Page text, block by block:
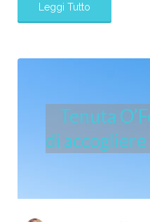
Leggi Tutto
Tenuta
di accogliere